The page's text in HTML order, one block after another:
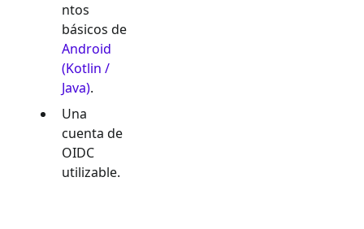
ntos
básicos de
Android
(Kotlin /
Java).
Una
cuenta de
OIDC
utilizable.